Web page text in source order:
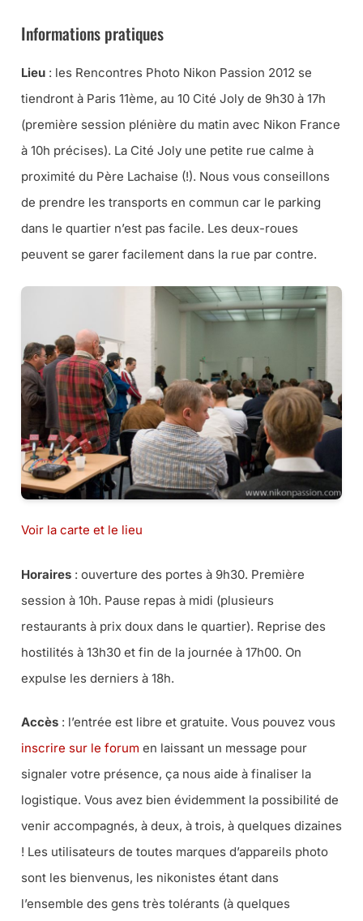
Informations pratiques
Lieu : les Rencontres Photo Nikon Passion 2012 se
tiendront à Paris 11ème, au 10 Cité Joly de 9h30 à 17h
(première session plénière du matin avec Nikon France
à 10h précises). La Cité Joly une petite rue calme à
proximité du Père Lachaise (!). Nous vous conseillons
de prendre les transports en commun car le parking
dans le quartier n’est pas facile. Les deux-roues
peuvent se garer facilement dans la rue par contre.
Voir la carte et le lieu
Horaires : ouverture des portes à 9h30. Première
session à 10h. Pause repas à midi (plusieurs
restaurants à prix doux dans le quartier). Reprise des
hostilités à 13h30 et fin de la journée à 17h00. On
expulse les derniers à 18h.
Accès : l’entrée est libre et gratuite. Vous pouvez vous
inscrire sur le forum en laissant un message pour
signaler votre présence, ça nous aide à finaliser la
logistique. Vous avez bien évidemment la possibilité de
venir accompagnés, à deux, à trois, à quelques dizaines
! Les utilisateurs de toutes marques d’appareils photo
sont les bienvenus, les nikonistes étant dans
l’ensemble des gens très tolérants (à quelques